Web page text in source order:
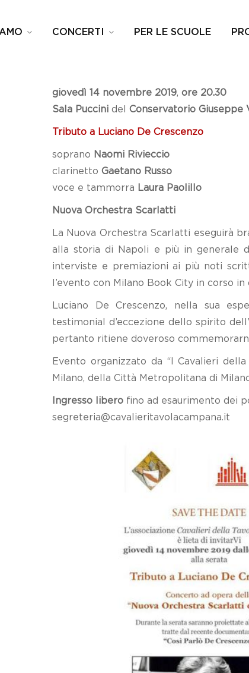
CONCERTI PER LE SCUOLE
giovedì 14 novembre 2019, ore 20.30
Sala Puccini del Conservatorio Giuseppe
Tributo a Luciano De Crescenzo
soprano Naomi Rivieccio
clarinetto Gaetano Russo
voce e tammorra Laura Paolillo
Nuova Orchestra Scarlatti
La Nuova Orchestra Scarlatti eseguirà
alla storia di Napoli e più in generale
interviste e premiazioni ai più noti
l’evento con Milano Book City in corso
Luciano De Crescenzo, nella sua
testimonial d’eccezione dello spirito
pertanto ritiene doveroso
Evento organizzato da “I Cavalieri
Milano, della Città Metropolitana di
Ingresso libero fino ad esaurimento dei
segreteria@cavalieritavolacampana.it